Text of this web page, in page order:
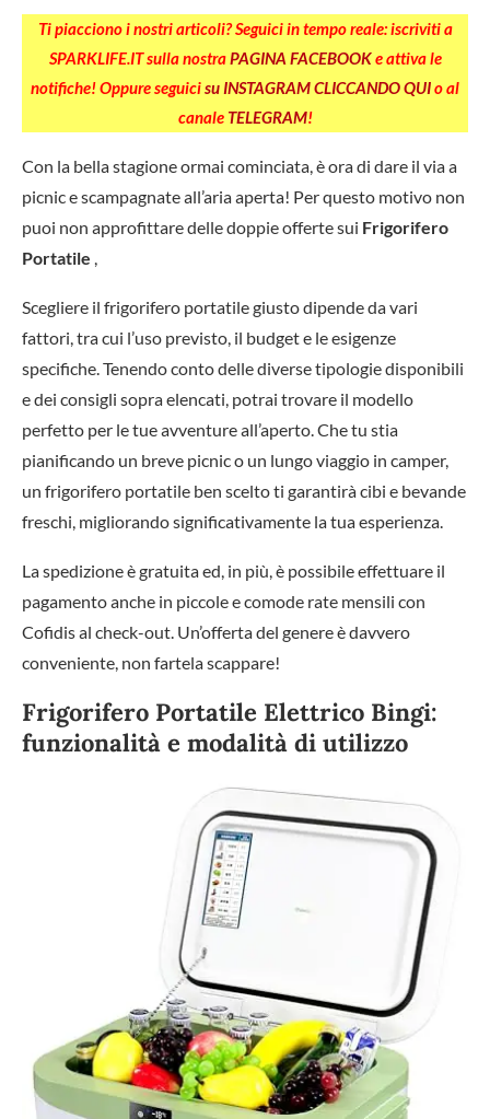
Ti piacciono i nostri articoli? Seguici in tempo reale: iscriviti a
SPARKLIFE.IT sulla nostraPAGINA FACEBOOKe attiva le
notifiche! Oppure seguicisu INSTAGRAM CLICCANDO QUIo al
canale TELEGRAM!
Con la bella stagione ormai cominciata, è ora di dare il via a
picnic e scampagnate all’aria aperta! Per questo motivo non
puoi non approfittare delle doppie offerte sui Frigorifero
Portatile ,
Scegliere il frigorifero portatile giusto dipende da vari
fattori, tra cui l’uso previsto, il budget e le esigenze
specifiche. Tenendo conto delle diverse tipologie disponibili
e dei consigli sopra elencati, potrai trovare il modello
perfetto per le tue avventure all’aperto. Che tu stia
pianificando un breve picnic o un lungo viaggio in camper,
un frigorifero portatile ben scelto ti garantirà cibi e bevande
freschi, migliorando significativamente la tua esperienza.
La spedizione è gratuita ed, in più, è possibile effettuare il
pagamento anche in piccole e comode rate mensili con
Cofidis al check-out. Un’offerta del genere è davvero
conveniente, non fartela scappare!
Frigorifero Portatile Elettrico Bingi:
funzionalità e modalità di utilizzo